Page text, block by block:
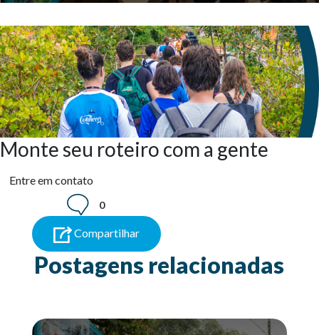
Monte seu roteiro com a gente
Entre em contato
0
Compartilhar
Postagens relacionadas